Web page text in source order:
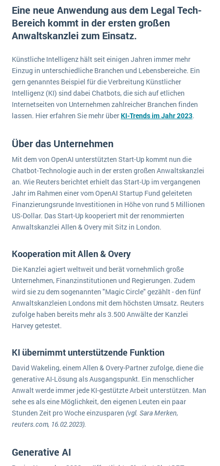
Suche
Vergleich
Einführung
Schulung
Auswertung
Service und Wartung
E-commerce
Einzelhandel
Finanzen
Handel
Handwerk
Health Care
IKT
Landwirtschaft
Maschinenbau
Medien
NGO
Lebensmittelindustrie
Logistik
Immobilien
Services
Textil und Mode
Vermietung
Versorgung
5 Funktionen einer ERP-Software für Konzerne
Was ist Data Mining? - Ein Leitfaden für Unternehmen
Mehr über ERP-Software
ERP Wissenszentrum
Ein WMS implementieren: Das sind die 6
wichtigsten Punkte, die es zu beachten gilt
Service Level Agreements (SLA) und ERP: Was muss man wissen?
ERP-Software für Abfallentsorger
Digitale Arbeitsaufträge in Ihrem ERP- oder FSM-System: clever und effizient
MEHR ÜBER ERP-SOFTWARE
SAP übernimmt Reltio für eine bessere
Datenintegration
Die „SaaSpocalypse“: Was ist das und was bedeutet es für die Zukunft von Unternehmenssoftware?
Offene Stellen bei ERP-Lieferanten
Über uns
Impressum
Kontakt
Eine neue Anwendung aus dem Legal Tech-
Bereich kommt in der ersten großen
Anwaltskanzlei zum Einsatz.
Künstliche Intelligenz hält seit einigen Jahren immer mehr
Einzug in unterschiedliche Branchen und Lebensbereiche. Ein
gern genanntes Beispiel für die Verbreitung Künstlicher
Intelligenz (KI) sind dabei Chatbots, die sich auf etlichen
Internetseiten von Unternehmen zahlreicher Branchen finden
lassen. Hier erfahren Sie mehr über KI-Trends im Jahr 2023.
Über das Unternehmen
Mit dem von OpenAI unterstützten Start-Up kommt nun die
Chatbot-Technologie auch in der ersten großen Anwaltskanzlei
an. Wie Reuters berichtet erhielt das Start-Up im vergangenen
Jahr im Rahmen einer vom OpenAI Startup Fund geleiteten
Finanzierungsrunde Investitionen in Höhe von rund 5 Millionen
US-Dollar. Das Start-Up kooperiert mit der renommierten
Anwaltskanzlei Allen & Overy mit Sitz in London.
Kooperation mit Allen & Overy
Die Kanzlei agiert weltweit und berät vornehmlich große
Unternehmen, Finanzinstitutionen und Regierungen. Zudem
wird sie zu dem sogenannten "Magic Circle" gezählt - den fünf
Anwaltskanzleien Londons mit dem höchsten Umsatz. Reuters
zufolge haben bereits mehr als 3.500 Anwälte der Kanzlei
Harvey getestet.
KI übernimmt unterstützende Funktion
David Wakeling, einem Allen & Overy-Partner zufolge, diene die
generative AI-Lösung als Ausgangspunkt. Ein menschlicher
Anwalt werde immer jede KI-gestützte Arbeit unterstützen. Man
sehe es als eine Möglichkeit, den eigenen Leuten ein paar
Stunden Zeit pro Woche einzusparen (vgl. Sara Merken,
reuters.com, 16.02.2023).
Generative AI